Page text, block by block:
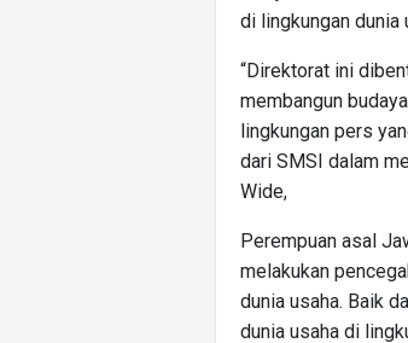
di lingkungan dunia
“Direktorat ini
membangun
lingkungan pers
dari SMSI dalam
Wide,
Perempuan asal
melakukan
dunia usaha. Baik
dunia usaha di